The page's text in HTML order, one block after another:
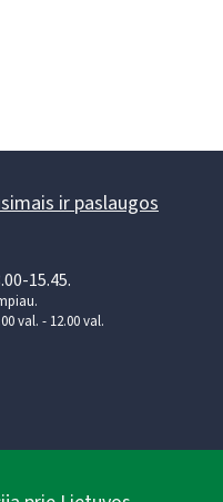
ir paslaugos
15.45.
val. - 12.00 val.